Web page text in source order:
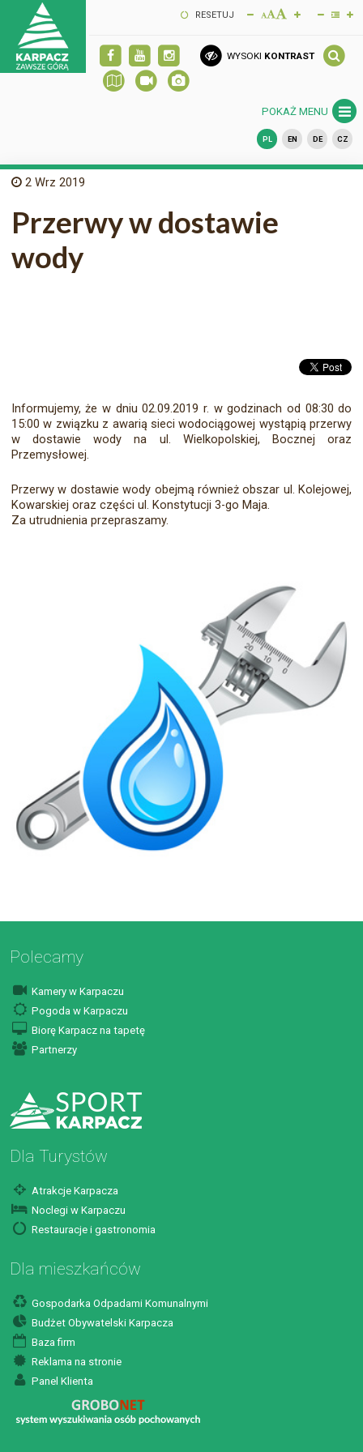
RESETUJ
WYSOKI KONTRAST
POKAŻ MENU
PL EN DE CZ
2 Wrz 2019
Przerwy w dostawie
wody
Informujemy, że w dniu 02.09.2019 r. w godzinach od 08:30 do
15:00 w związku z awarią sieci wodociągowej wystąpią przerwy
w dostawie wody na ul. Wielkopolskiej, Bocznej oraz
Przemysłowej.
Przerwy w dostawie wody obejmą również obszar ul. Kolejowej,
Kowarskiej oraz części ul. Konstytucji 3-go Maja.
Za utrudnienia przepraszamy.
Polecamy
Kamery w Karpaczu
Pogoda w Karpaczu
Biorę Karpacz na tapetę
Partnerzy
Dla Turystów
Atrakcje Karpacza
Noclegi w Karpaczu
Restauracje i gastronomia
Dla mieszkańców
Gospodarka Odpadami Komunalnymi
Budżet Obywatelski Karpacza
Baza firm
Reklama na stronie
Panel Klienta